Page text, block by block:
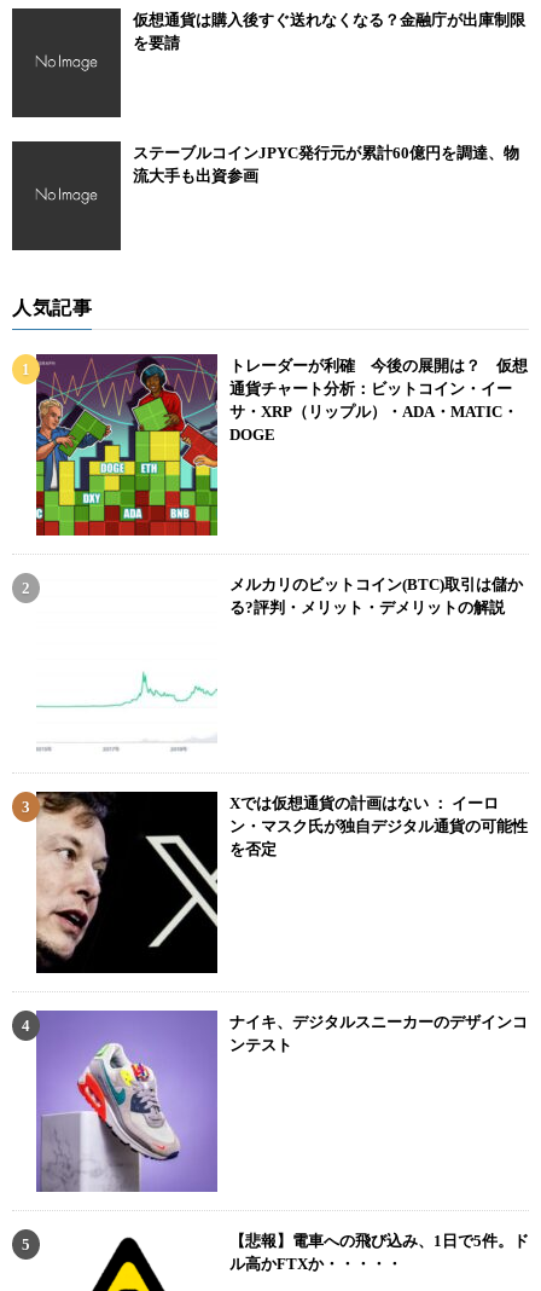
仮想通貨は購入後すぐ送れなくなる？金融庁が出庫制限
を要請
ステーブルコインJPYC発行元が累計60億円を調達、物
流大手も出資参画
人気記事
トレーダーが利確 今後の展開は？ 仮想
通貨チャート分析：ビットコイン・イー
サ・XRP（リップル）・ADA・MATIC・
DOGE
メルカリのビットコイン(BTC)取引は儲か
る?評判・メリット・デメリットの解説
Xでは仮想通貨の計画はない ： イーロ
ン・マスク氏が独自デジタル通貨の可能性
を否定
ナイキ、デジタルスニーカーのデザインコ
ンテスト
【悲報】電車への飛び込み、1日で5件。ド
ル高かFTXか・・・・・